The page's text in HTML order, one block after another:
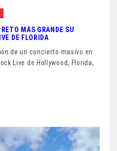
MÁS GRANDE SU
DE FLORIDA
de un concierto masivo en
Live de Hollywood, Florida,